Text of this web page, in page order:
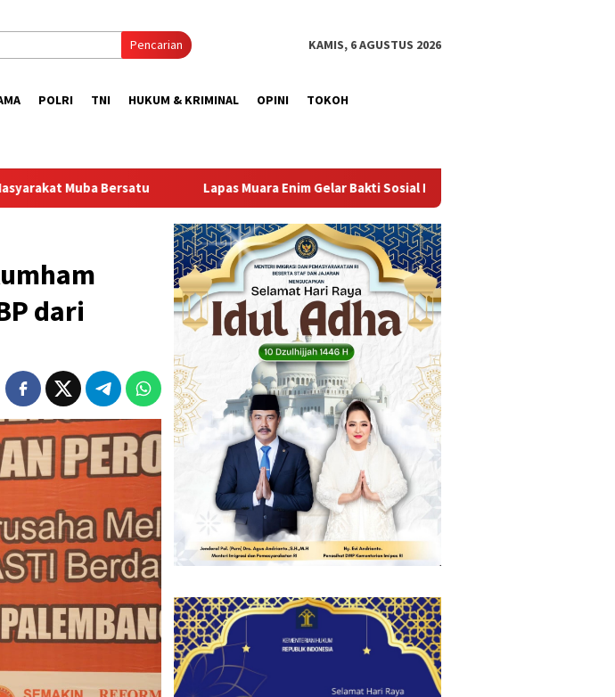
Pencarian KAMIS, 6 AGUSTUS 2026
POLRI TNI HUKUM & KRIMINAL OPINI TOKOH
Lapas Muara Enim Gelar Bakti Sosial Donor Darah dalam Rangka Memperingati HUT ke-81 Republik
dari